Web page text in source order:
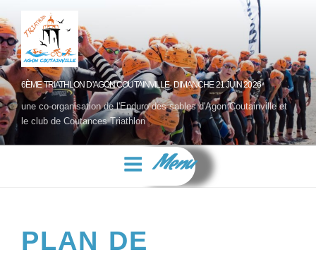
6ÈME TRIATHLON D'AGON COUTAINVILLE- DIMANCHE 21 JUIN 2026
une co-organisation de l'Enduro des sables d'Agon Coutainville et
le club de Coutances Triathlon
Menu
PLAN DE